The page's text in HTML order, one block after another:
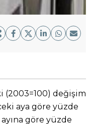
(2003=100) değişim
aya göre yüzde
ayına göre yüzde